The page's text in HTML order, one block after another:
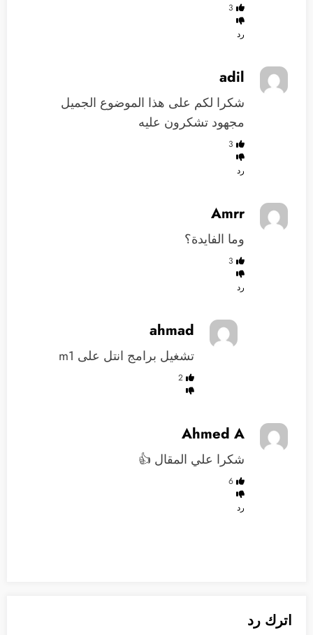
3
رد
adil
شكرا لكم على هذا الموضوع الجميل
مجهود تشكرون عليه
3
رد
Amrr
وما الفايدة؟
3
رد
ahmad
تشغيل برامج انتل على m1
2
Ahmed A
شكرا علي المقال 👍
6
رد
اترك رد